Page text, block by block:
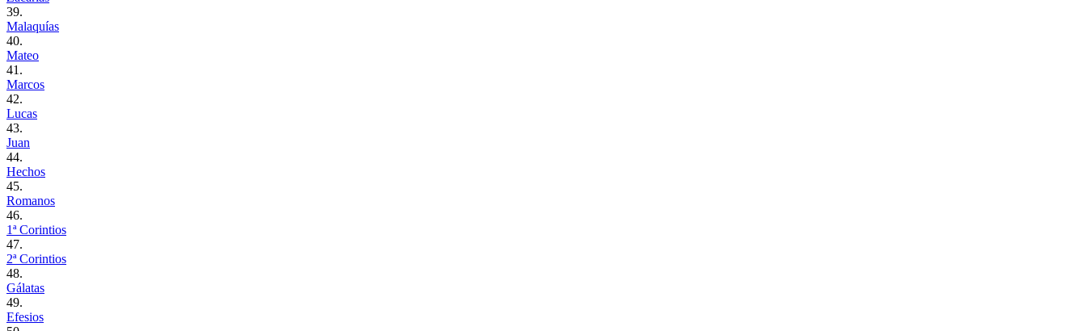
39.
Malaquías
40.
Mateo
41.
Marcos
42.
Lucas
43.
Juan
44.
Hechos
45.
Romanos
46.
1ª Corintios
47.
2ª Corintios
48.
Gálatas
49.
Efesios